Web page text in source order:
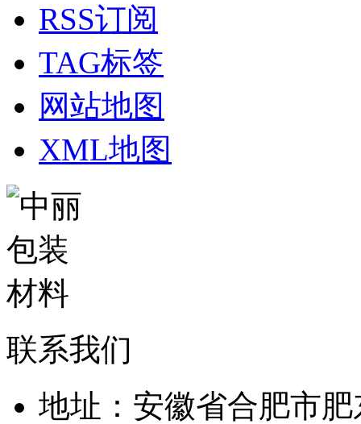
RSS订阅
TAG标签
网站地图
XML地图
联系我们
地址：安徽省合肥市